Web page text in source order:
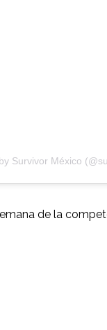
Survivor México
de la